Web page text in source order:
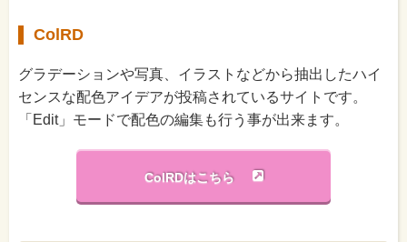
ColRD
グラデーションや写真、イラストなどから抽出したハイ
センスな配色アイデアが投稿されているサイトです。
「Edit」モードで配色の編集も行う事が出来ます。
ColRDはこちら